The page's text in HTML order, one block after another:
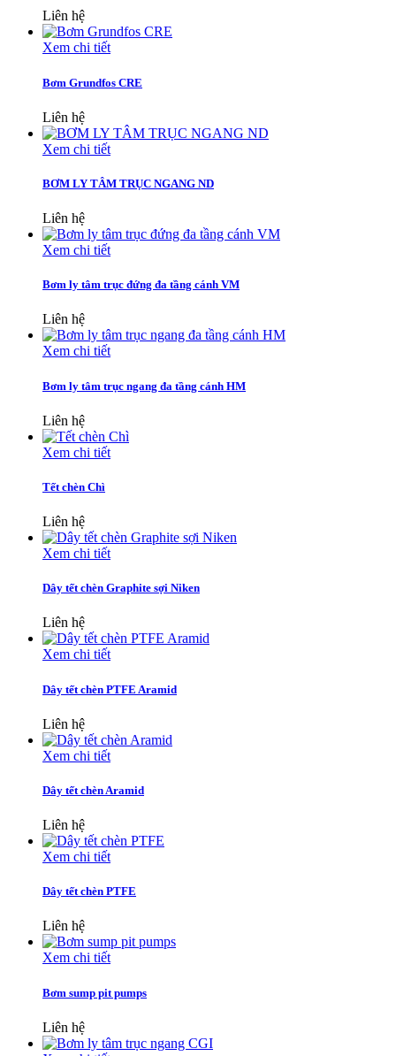
Liên hệ
Xem chi tiết
Bơm Grundfos CRE
Liên hệ
Xem chi tiết
BƠM LY TÂM TRỤC NGANG ND
Liên hệ
Xem chi tiết
Bơm ly tâm trục đứng đa tầng cánh VM
Liên hệ
Xem chi tiết
Bơm ly tâm trục ngang đa tầng cánh HM
Liên hệ
Xem chi tiết
Tết chèn Chì
Liên hệ
Xem chi tiết
Dây tết chèn Graphite sợi Niken
Liên hệ
Xem chi tiết
Dây tết chèn PTFE Aramid
Liên hệ
Xem chi tiết
Dây tết chèn Aramid
Liên hệ
Xem chi tiết
Dây tết chèn PTFE
Liên hệ
Xem chi tiết
Bơm sump pit pumps
Liên hệ